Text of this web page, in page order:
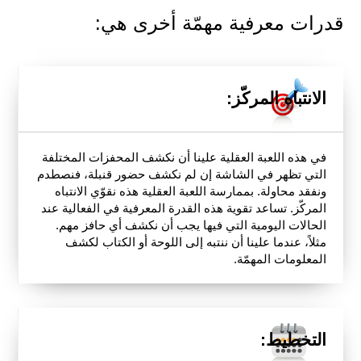
قدرات معرفية مهمّة أخرى هي:
الانتباه المركّز:
في هذه اللعبة العقلية علينا أن نكشف المحفزات المختلفة
التي تظهر في الشاشة إن لم نكشف حضور قنبلة، فنصطدم
ونفقد محاولة. بممارسة اللعبة العقلية هذه نقوّي الانتباه
المركّز. تساعد تقوية هذه القدرة المعرفية في الفعالية عند
الحالات اليومية التي فيها يجب أن نكشف أي حافز مهم.
مثلاً، عندما علينا أن ننتبه إلى اللوحة أو الكتاب لكشف
المعلومات المهمّة.
التخطيط: